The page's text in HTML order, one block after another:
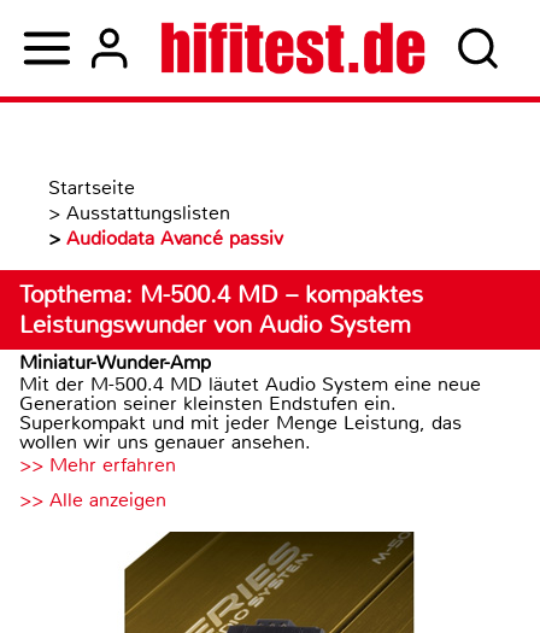
Startseite
> Ausstattungslisten
> Audiodata Avancé passiv
Topthema: M-500.4 MD – kompaktes
Leistungswunder von Audio System
Miniatur-Wunder-Amp
Mit der M-500.4 MD läutet Audio System eine neue
Generation seiner kleinsten Endstufen ein.
Superkompakt und mit jeder Menge Leistung, das
wollen wir uns genauer ansehen.
>> Mehr erfahren
>> Alle anzeigen